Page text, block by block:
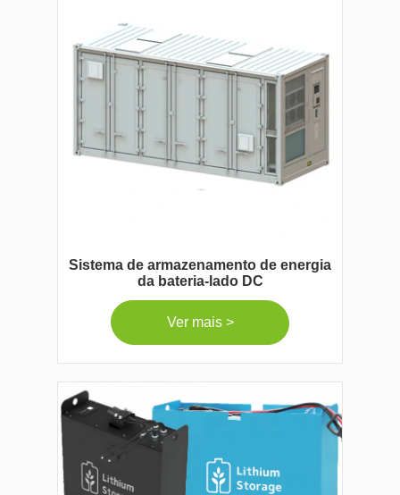
Sistema de armazenamento de energia
da bateria-lado DC
Ver mais >